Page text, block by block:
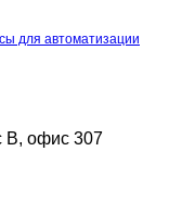
для автоматизации
B, офис 307